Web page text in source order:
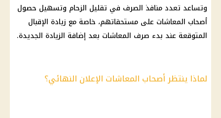
وتساعد تعدد منافذ الصرف في تقليل الزحام وتسهيل حصول
أصحاب المعاشات على مستحقاتهم، خاصة مع زيادة الإقبال
المتوقعة عند بدء صرف المعاشات بعد إضافة الزيادة الجديدة.
لماذا ينتظر أصحاب المعاشات الإعلان النهائي؟